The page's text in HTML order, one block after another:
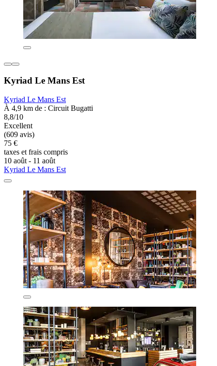
Kyriad Le Mans Est
Kyriad Le Mans Est
À 4,9 km de : Circuit Bugatti
8,8/10
Excellent
(609 avis)
75 €
taxes et frais compris
10 août - 11 août
Kyriad Le Mans Est